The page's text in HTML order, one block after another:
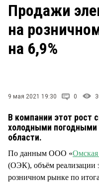
ЗАКОН
НОВОСТИ КОМПАНИЙ
Продажи
на
на 6,9%
9 мая 2021 19:30 0
В компании этот рост
холодными погодными
области.
По данным ООО «Омская
(ОЭК), объём реализации
розничном рынке по